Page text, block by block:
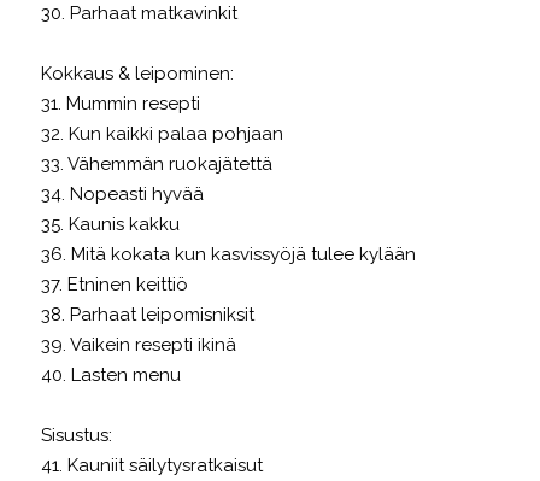
30. Parhaat matkavinkit
Kokkaus & leipominen:
31. Mummin resepti
32. Kun kaikki palaa pohjaan
33. Vähemmän ruokajätettä
34. Nopeasti hyvää
35. Kaunis kakku
36. Mitä kokata kun kasvissyöjä tulee kylään
37. Etninen keittiö
38. Parhaat leipomisniksit
39. Vaikein resepti ikinä
40. Lasten menu
Sisustus:
41. Kauniit säilytysratkaisut